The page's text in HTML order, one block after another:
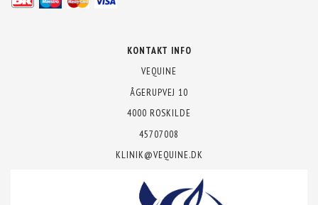
KONTAKT INFO
VEQUINE
ÅGERUPVEJ 10
4000 ROSKILDE
45707008
KLINIK@VEQUINE.DK